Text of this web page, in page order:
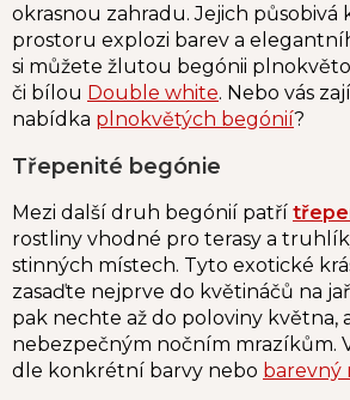
okrasnou zahradu. Jejich působivá
prostoru explozi barev a
si můžete žlutou begónii
či bílou Double white. Nebo vás
nabídka plnokvětých begónií?
Třepenité begónie
Mezi další druh begónií patří
rostliny vhodné pro terasy a
stinných místech. Tyto exotické
zasaďte nejprve do květináčů na
pak nechte až do poloviny května,
nebezpečným nočním mrazíkům.
dle konkrétní barvy nebo barevný